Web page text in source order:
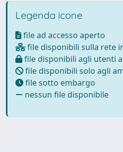
Legenda icone
file ad accesso aperto
file disponibili sulla rete
file disponibili agli utenti
file disponibili solo agli
file sotto embargo
nessun file disponibile